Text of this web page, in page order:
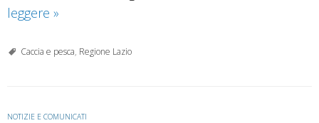
leggere Regione
al
Disciplinare
»
Caccia e pesca, Regione Lazio
NOTIZIE E COMUNICATI